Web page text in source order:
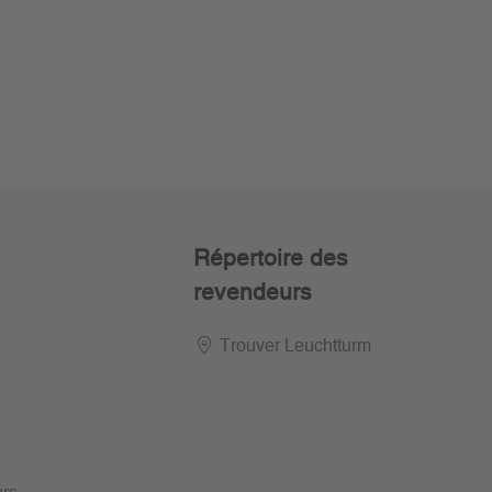
Répertoire des
revendeurs
Trouver Leuchtturm